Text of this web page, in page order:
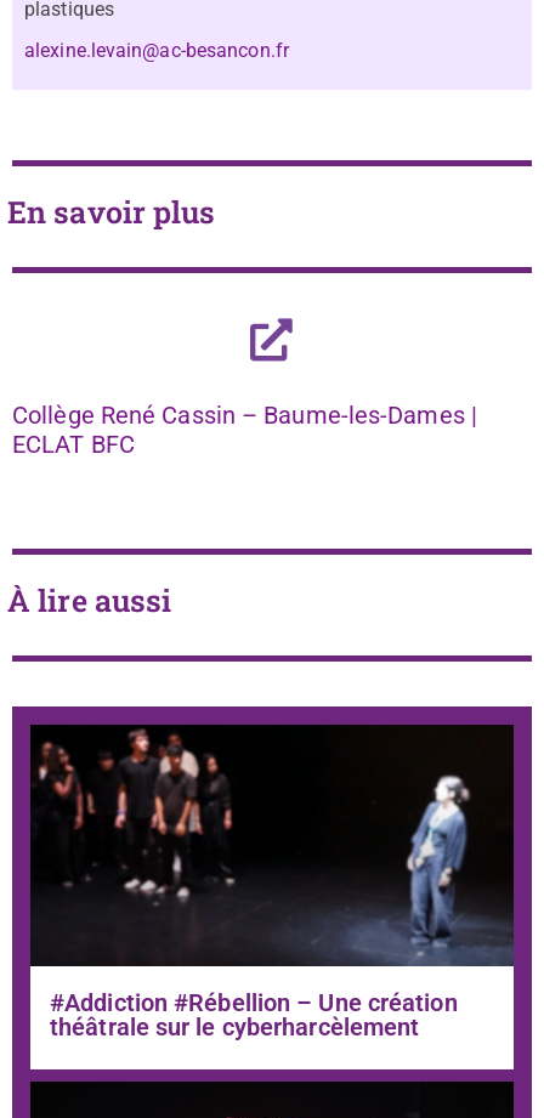
plastiques
alexine.levain@ac-besancon.fr
En savoir plus
Collège René Cassin – Baume-les-Dames |
ECLAT BFC
À lire aussi
#Addiction #Rébellion – Une création
théâtrale sur le cyberharcèlement